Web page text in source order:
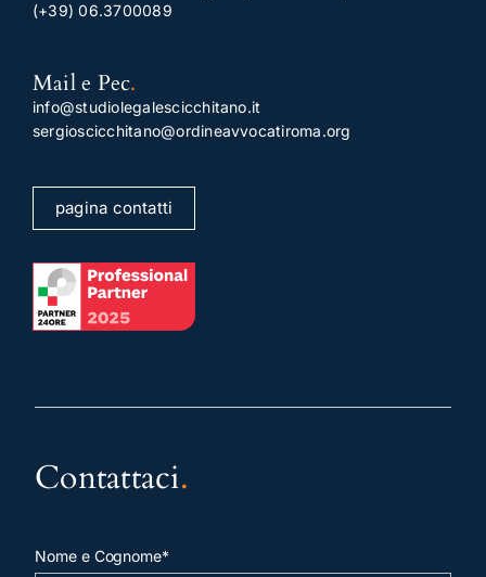
(+39) 06.3700089
Mail e Pec.
info@studiolegalescicchitano.it
sergioscicchitano@ordineavvocatiroma.org
pagina contatti
Contattaci.
Nome e Cognome*